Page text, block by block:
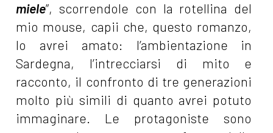
miele”, scorrendole con la rotellina del
mio mouse, capii che, questo romanzo,
lo avrei amato: l’ambientazione in
Sardegna, l’intrecciarsi di mito e
racconto, il confronto di tre generazioni
molto più simili di quanto avrei potuto
immaginare. Le protagoniste sono